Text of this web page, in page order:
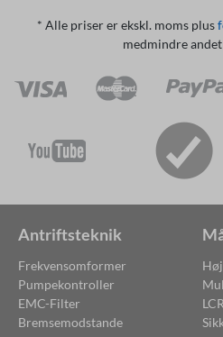
* Alle priser er ekskl. moms plus
medmindre
Antriftsteknik
Frekvensomformer
Pumpekontroller
EMC-Filter
Bremsemodstande